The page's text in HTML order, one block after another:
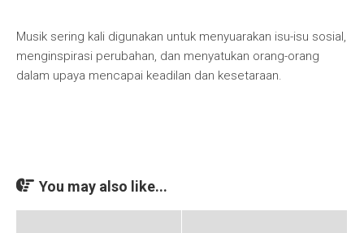
Musik sering kali digunakan untuk menyuarakan isu-isu sosial,
menginspirasi perubahan, dan menyatukan orang-orang
dalam upaya mencapai keadilan dan kesetaraan.
You may also like...